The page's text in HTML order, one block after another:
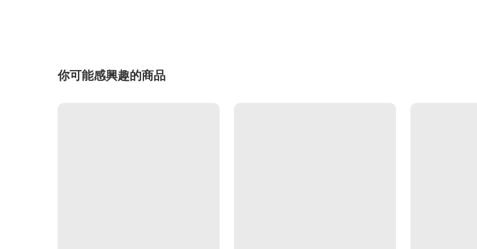
你可能感興趣的商品